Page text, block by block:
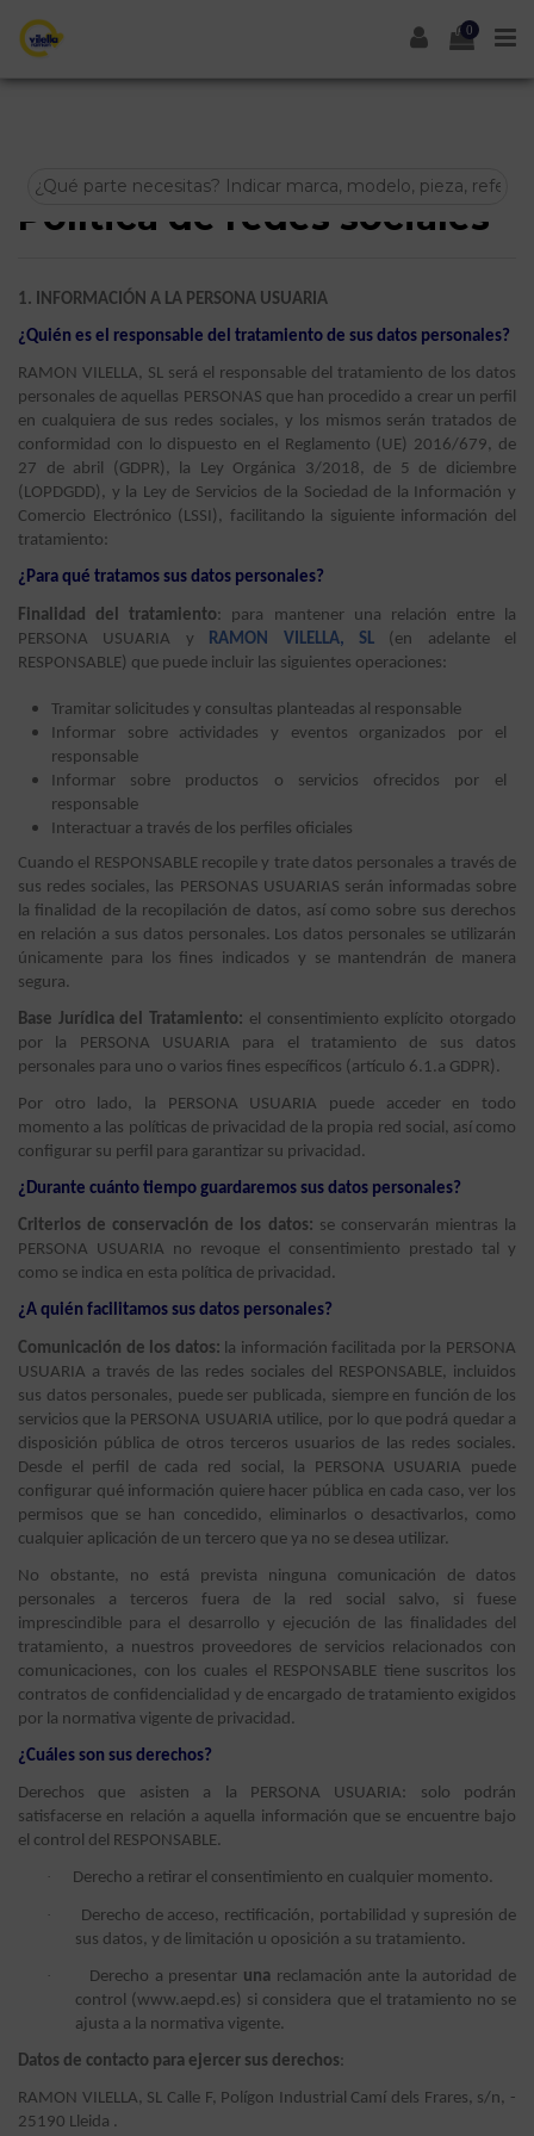
0
Política de redes sociales
1. INFORMACIÓN A LA PERSONA USUARIA
¿Quién es el responsable del tratamiento de sus datos personales?
RAMON VILELLA, SL será el responsable del tratamiento de los datos
personales de aquellas PERSONAS que han procedido a crear un perfil
en cualquiera de sus redes sociales, y los mismos serán tratados de
conformidad con lo dispuesto en el Reglamento (UE) 2016/679, de
27 de abril (GDPR), la Ley Orgánica 3/2018, de 5 de diciembre
(LOPDGDD), y la Ley de Servicios de la Sociedad de la Información y
Comercio Electrónico (LSSI), facilitando la siguiente información del
tratamiento:
¿Para qué tratamos sus datos personales?
Finalidad del tratamiento: para mantener una relación entre la
PERSONA USUARIA y
RAMON VILELLA, SL
(en adelante el
RESPONSABLE) que puede incluir las siguientes operaciones:
Tramitar solicitudes y consultas planteadas al responsable
Informar sobre actividades y eventos organizados por el
responsable
Informar sobre productos o servicios ofrecidos por el
responsable
Interactuar a través de los perfiles oficiales
Cuando el RESPONSABLE recopile y trate datos personales a través de
sus redes sociales, las PERSONAS USUARIAS serán informadas sobre
la finalidad de la recopilación de datos, así como sobre sus derechos
en relación a sus datos personales. Los datos personales se utilizarán
únicamente para los fines indicados y se mantendrán de manera
segura.
Base Jurídica del Tratamiento: el consentimiento explícito otorgado
por la PERSONA USUARIA para el tratamiento de sus datos
personales para uno o varios fines específicos (artículo 6.1.a GDPR).
Por otro lado, la PERSONA USUARIA puede acceder en todo
momento a las políticas de privacidad de la propia red social, así como
configurar su perfil para garantizar su privacidad.
¿Durante cuánto tiempo guardaremos sus datos personales?
Criterios de conservación de los datos: se conservarán mientras la
PERSONA USUARIA no revoque el consentimiento prestado tal y
como se indica en esta política de privacidad.
¿A quién facilitamos sus datos personales?
Comunicación de los datos: la información facilitada por la PERSONA
USUARIA a través de las redes sociales del RESPONSABLE, incluidos
sus datos personales, puede ser publicada, siempre en función de los
servicios que la PERSONA USUARIA utilice, por lo que podrá quedar a
disposición pública de otros terceros usuarios de las redes sociales.
Desde el perfil de cada red social, la PERSONA USUARIA puede
configurar qué información quiere hacer pública en cada caso, ver los
permisos que se han concedido, eliminarlos o desactivarlos, como
cualquier aplicación de un tercero que ya no se desea utilizar.
No obstante, no está prevista ninguna comunicación de datos
personales a terceros fuera de la red social salvo, si fuese
imprescindible para el desarrollo y ejecución de las finalidades del
tratamiento, a nuestros proveedores de servicios relacionados con
comunicaciones, con los cuales el RESPONSABLE tiene suscritos los
contratos de confidencialidad y de encargado de tratamiento exigidos
por la normativa vigente de privacidad.
¿Cuáles son sus derechos?
Derechos que asisten a la PERSONA USUARIA: solo podrán
satisfacerse en relación a aquella información que se encuentre bajo
el control del RESPONSABLE.
· Derecho a retirar el consentimiento en cualquier momento.
·
Derecho de acceso, rectificación, portabilidad y supresión de
sus datos, y de limitación u oposición a su tratamiento.
· Derecho a presentar una reclamación ante la autoridad de
control (www.aepd.es) si considera que el tratamiento no se
ajusta a la normativa vigente.
Datos de contacto para ejercer sus derechos:
RAMON VILELLA, SL Calle F, Polígon Industrial Camí dels Frares, s/n, -
25190 Lleida .